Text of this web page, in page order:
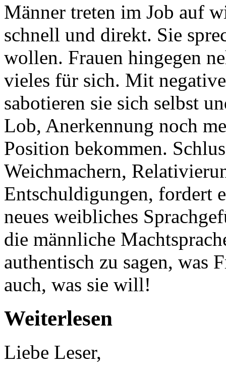
Männer treten im Job auf
schnell und direkt. Sie
wollen. Frauen hingegen
vieles für sich. Mit
sabotieren sie sich selbst
Lob, Anerkennung noch
Position bekommen.
Weichmachern,
Entschuldigungen, fordert
neues weibliches
die männliche
authentisch zu sagen, was
auch, was sie will!
Weiterlesen
Liebe Leser,